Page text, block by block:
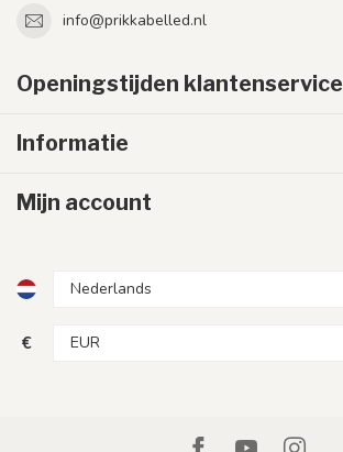
info@prikkabelled.nl
Openingstijden klantenservice
Informatie
Mijn account
€